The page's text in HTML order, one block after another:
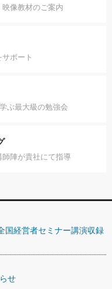
像教材のご案内
ポート
ぶ最大級の勉強会
陣が貴社にて指導
国経営者セミナー講演収録
せ